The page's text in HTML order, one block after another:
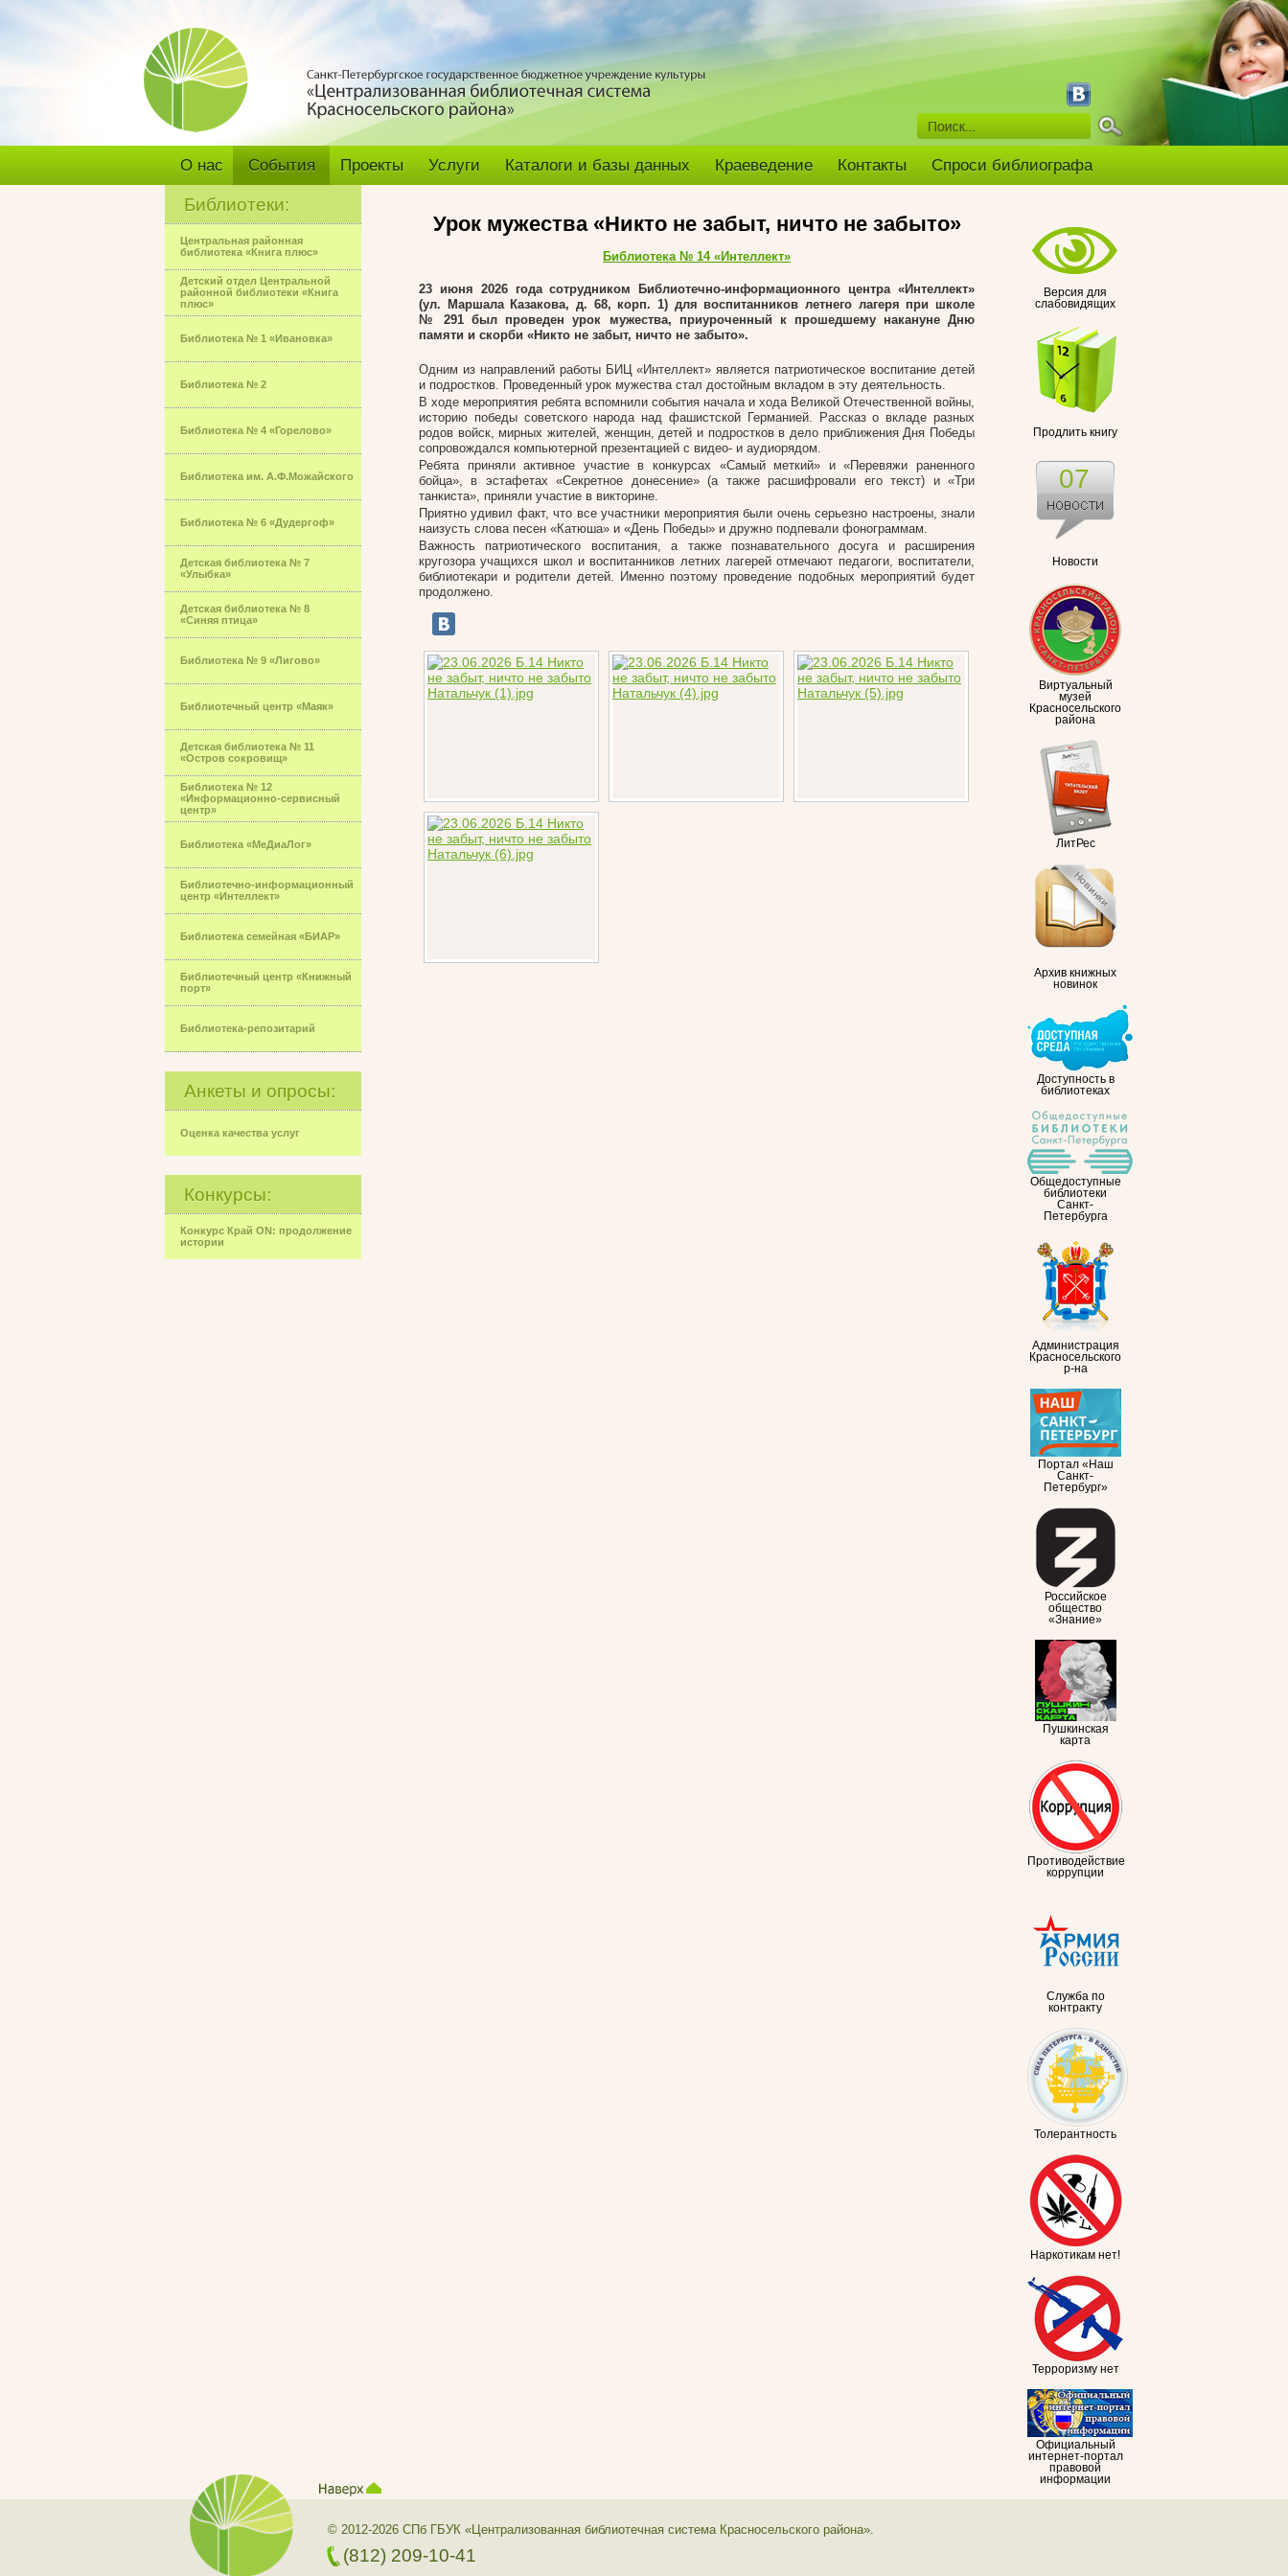
О нас События Проекты Услуги Каталоги и базы данных Краеведение Контакты Спроси библиографа
Библиотеки:
Центральная районная
библиотека «Книга плюс»
Детский отдел Центральной
районной библиотеки «Книга
плюс»
Библиотека № 1 «Ивановка»
Библиотека № 2
Библиотека № 4 «Горелово»
Библиотека им. А.Ф.Можайского
Библиотека № 6 «Дудергоф»
Детская библиотека № 7
«Улыбка»
Детская библиотека № 8
«Синяя птица»
Библиотека № 9 «Лигово»
Библиотечный центр «Маяк»
Детская библиотека № 11
«Остров сокровищ»
Библиотека № 12
«Информационно-сервисный
центр»
Библиотека «МеДиаЛог»
Библиотечно-информационный
центр «Интеллект»
Библиотека семейная «БИАР»
Библиотечный центр «Книжный
порт»
Библиотека-репозитарий
Анкеты и опросы:
Оценка качества услуг
Конкурсы:
Конкурс Край ON: продолжение
истории
Версия для
слабовидящих
Продлить книгу
Новости
07
Виртуальный
музей
Красносельского
района
ЛитРес
Архив книжных
новинок
Доступность в
библиотеках
Общедоступные
библиотеки
Санкт-
Петербурга
Администрация
Красносельского
р-на
Портал «Наш
Санкт-
Петербург»
Российское
общество
«Знание»
Пушкинская
карта
Противодействие
коррупции
Служба по
контракту
Толерантность
Наркотикам нет!
Терроризму нет
Официальный
интернет-портал
правовой
информации
Урок мужества «Никто не забыт, ничто не забыто»
Библиотека № 14 «Интеллект»
23 июня 2026 года сотрудником Библиотечно-информационного центра «Интеллект»
(ул. Маршала Казакова, д. 68, корп. 1) для воспитанников летнего лагеря при школе
№ 291 был проведен урок мужества, приуроченный к прошедшему накануне Дню
памяти и скорби «Никто не забыт, ничто не забыто».
Одним из направлений работы БИЦ «Интеллект» является патриотическое воспитание детей
и подростков. Проведенный урок мужества стал достойным вкладом в эту деятельность.
В ходе мероприятия ребята вспомнили события начала и хода Великой Отечественной войны,
историю победы советского народа над фашистской Германией. Рассказ о вкладе разных
родов войск, мирных жителей, женщин, детей и подростков в дело приближения Дня Победы
сопровождался компьютерной презентацией с видео- и аудиорядом.
Ребята приняли активное участие в конкурсах «Самый меткий» и «Перевяжи раненного
бойца», в эстафетах «Секретное донесение» (а также расшифровали его текст) и «Три
танкиста», приняли участие в викторине.
Приятно удивил факт, что все участники мероприятия были очень серьезно настроены, знали
наизусть слова песен «Катюша» и «День Победы» и дружно подпевали фонограммам.
Важность патриотического воспитания, а также познавательного досуга и расширения
кругозора учащихся школ и воспитанников летних лагерей отмечают педагоги, воспитатели,
библиотекари и родители детей. Именно поэтому проведение подобных мероприятий будет
продолжено.
© 2012-2026 СПб ГБУК «Централизованная библиотечная система Красносельского района».
(812) 209-10-41